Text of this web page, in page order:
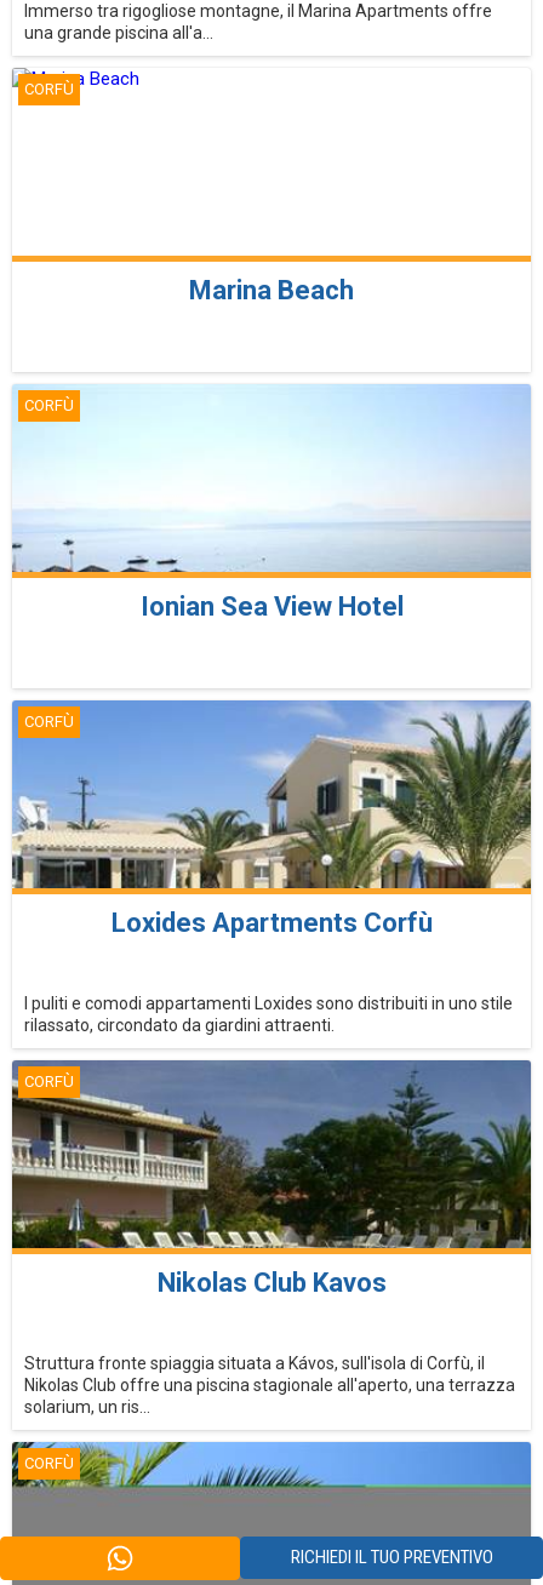
Immerso tra rigogliose montagne, il Marina Apartments offre
una grande piscina all'a...
CORFÙ
Marina Beach
CORFÙ
Ionian Sea View Hotel
CORFÙ
Loxides Apartments Corfù
I puliti e comodi appartamenti Loxides sono distribuiti in uno stile
rilassato, circondato da giardini attraenti.
CORFÙ
Nikolas Club Kavos
Struttura fronte spiaggia situata a Kávos, sull'isola di Corfù, il
Nikolas Club offre una piscina stagionale all'aperto, una terrazza
solarium, un ris...
CORFÙ
RICHIEDI IL TUO PREVENTIVO